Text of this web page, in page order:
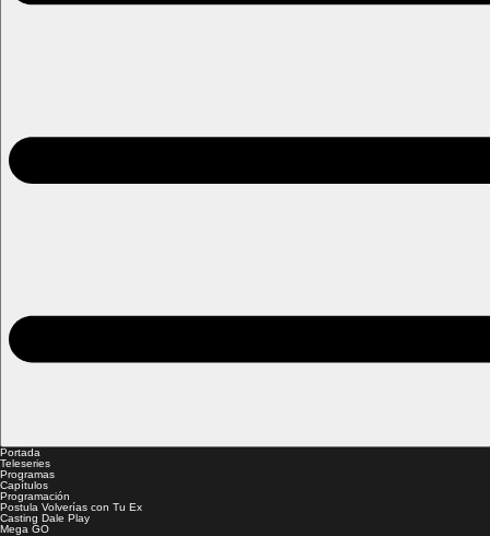
Portada
Teleseries
Programas
Capítulos
Programación
Postula Volverías con Tu Ex
Casting Dale Play
Mega GO